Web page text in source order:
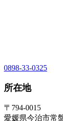
0898-33-0325
所在地
〒794-0015
愛媛県今治市常